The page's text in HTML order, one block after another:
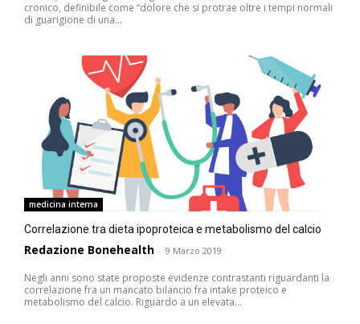
cronico, definibile come “dolore che si protrae oltre i tempi normali
di guarigione di una...
medicina interna
Correlazione tra dieta ipoproteica e metabolismo del calcio
Redazione Bonehealth - 9 Marzo 2019
Negli anni sono state proposte evidenze contrastanti riguardanti la
correlazione fra un mancato bilancio fra intake proteico e
metabolismo del calcio. Riguardo a un elevata...